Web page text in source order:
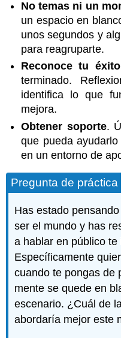
No temas ni un
un espacio en
unos segundos y
para reagruparte.
Reconoce tu éxito
terminado.
identifica lo que
mejora.
Obtener soporte.
que pueda
en un entorno de
Pregunta de práctica
Has estado
ser el mundo y has
a hablar en público te
Específicamente
cuando te pongas de
mente se quede en
escenario. ¿Cuál de
abordaría mejor este